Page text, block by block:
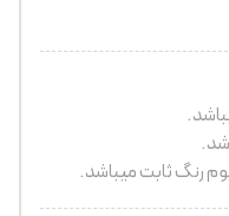
رنگ ثابت میباشد.